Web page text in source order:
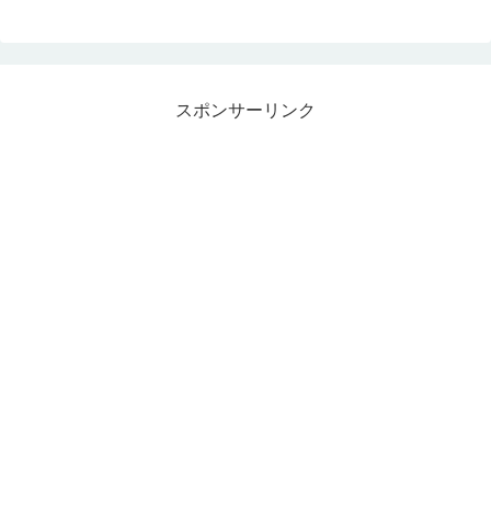
スポンサーリンク